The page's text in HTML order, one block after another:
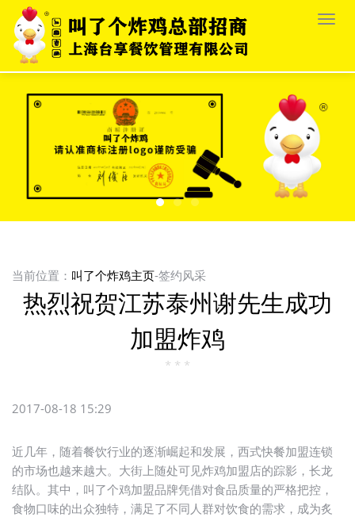
栏
当前位置： 叫了个炸鸡主页-签约风采
热烈祝贺江苏泰州谢先生成功
加盟炸鸡
* * *
2017-08-18 15:29
近几年，随着餐饮行业的逐渐崛起和发展，西式快餐加盟连锁
的市场也越来越大。大街上随处可见炸鸡加盟店的踪影，长龙
结队。其中，叫了个鸡加盟品牌凭借对食品质量的严格把控，
食物口味的出众独特，满足了不同人群对饮食的需求，成为炙